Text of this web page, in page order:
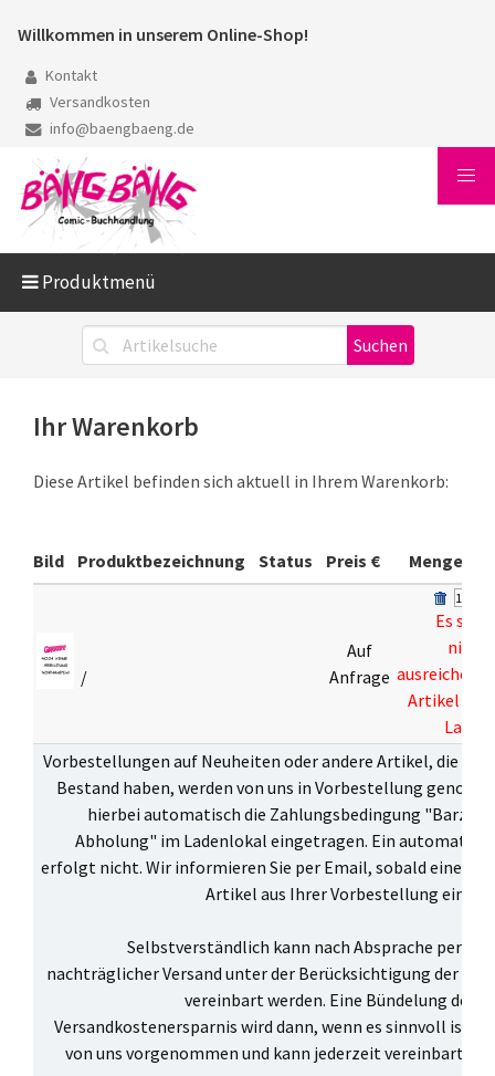
Willkommen in unserem Online-Shop!
Kontakt
Versandkosten
info@baengbaeng.de
Produktmenü
Ihr Warenkorb
Diese Artikel befinden sich aktuell in Ihrem Warenkorb:
Bild Produktbezeichnung Status Preis € Menge
/
Auf
Anfrage
Es sind
nicht
ausreichend
Artikel auf
Lager
Vorbestellungen auf Neuheiten oder andere Artikel, die zur
Bestand haben, werden von uns in Vorbestellung
hierbei automatisch die Zahlungsbedingung
Abholung" im Ladenlokal eingetragen. Ein
erfolgt nicht. Wir informieren Sie per Email, sobald einer
Artikel aus Ihrer Vorbestellung
Selbstverständlich kann nach Absprache per
nachträglicher Versand unter der Berücksichtigung der
vereinbart werden. Eine Bündelung des
Versandkostenersparnis wird dann, wenn es sinnvoll ist,
von uns vorgenommen und kann jederzeit vereinbart